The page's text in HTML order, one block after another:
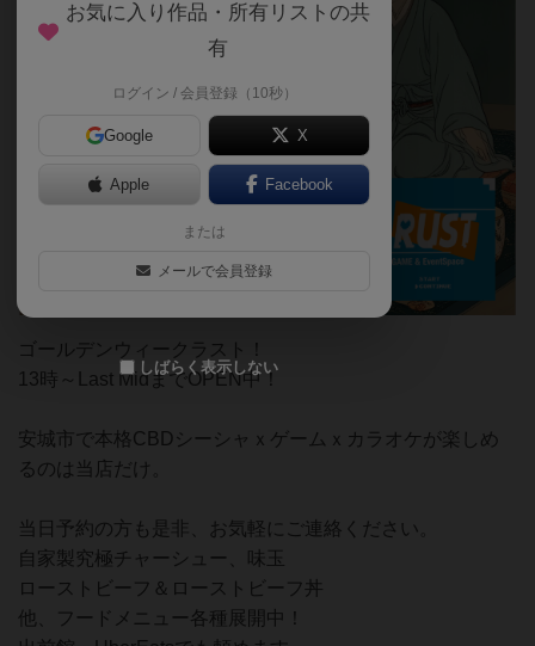
ゴールデンウィークラスト！
13時～Last MidまでOPEN中！
安城市で本格CBDシーシャｘゲームｘカラオケが楽しめ
るのは当店だけ。
当日予約の方も是非、お気軽にご連絡ください。
自家製究極チャーシュー、味玉
ローストビーフ＆ローストビーフ丼
他、フードメニュー各種展開中！
お気に入り作品・所有リストの共
有
ログイン / 会員登録（10秒）
Google X
Apple Facebook
または
メールで会員登録
しばらく表示しない